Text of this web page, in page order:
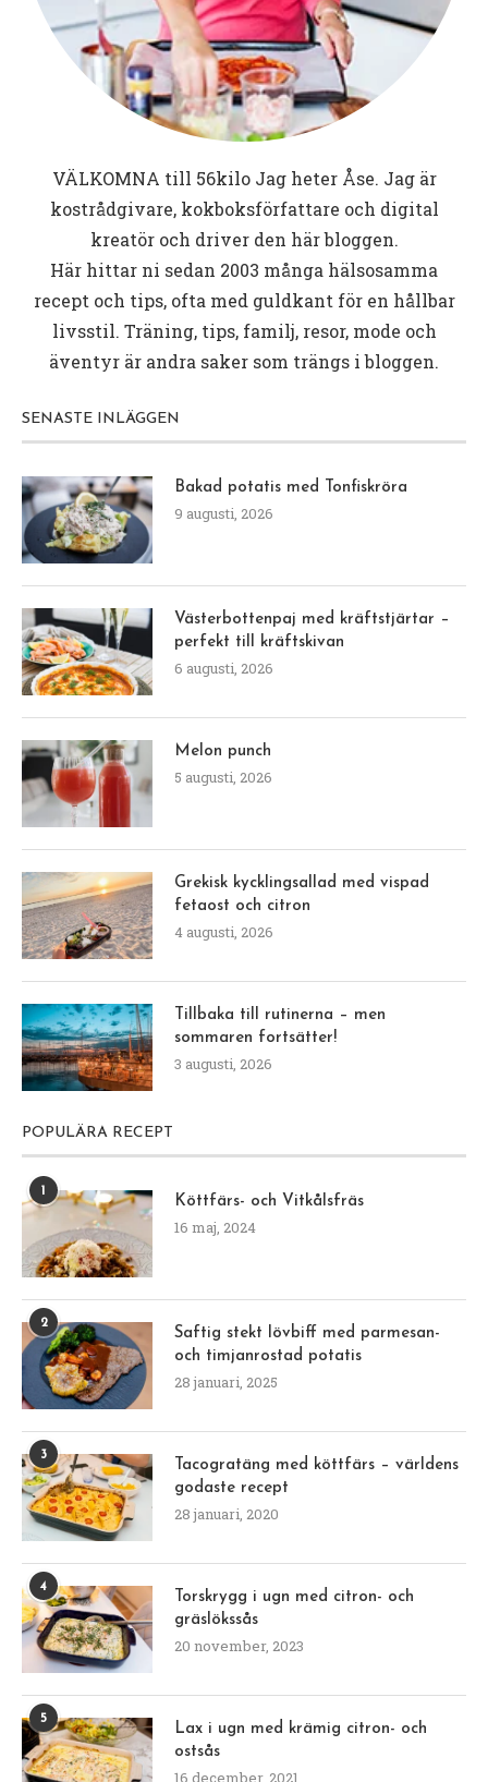
VÄLKOMNA till 56kiloJag heter Åse. Jag är
kostrådgivare, kokboksförfattare och digital
kreatör och driver den här bloggen.
Här hittar ni sedan 2003 många hälsosamma
recept och tips, ofta med guldkant för en hållbar
livsstil. Träning, tips, familj, resor, mode och
äventyr är andra saker som trängs i bloggen.
SENASTE INLÄGGEN
Bakad potatis med Tonfiskröra
9 augusti, 2026
Västerbottenpaj med kräftstjärtar –
perfekt till kräftskivan
6 augusti, 2026
Melon punch
5 augusti, 2026
Grekisk kycklingsallad med vispad
fetaost och citron
4 augusti, 2026
Tillbaka till rutinerna – men
sommaren fortsätter!
3 augusti, 2026
POPULÄRA RECEPT
Köttfärs- och Vitkålsfräs
16 maj, 2024
2
Saftig stekt lövbiff med parmesan-
och timjanrostad potatis
28 januari, 2025
3
Tacogratäng med köttfärs – världens
godaste recept
28 januari, 2020
4
Torskrygg i ugn med citron- och
gräslökssås
20 november, 2023
5
Lax i ugn med krämig citron- och
ostsås
16 december, 2021